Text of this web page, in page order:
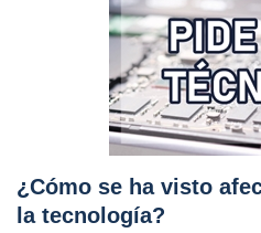
¿Cómo se ha visto
la tecnología?